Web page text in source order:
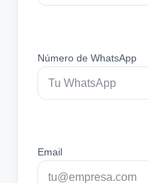
Número de WhatsApp
Email